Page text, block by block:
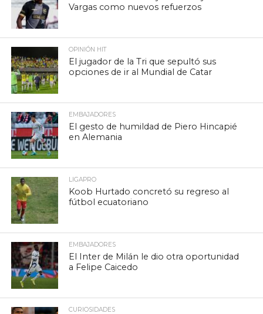
Vargas como nuevos refuerzos
OPINIÓN HIT
El jugador de la Tri que sepultó sus
opciones de ir al Mundial de Catar
EMBAJADORES
El gesto de humildad de Piero Hincapié
en Alemania
LIGAPRO
Koob Hurtado concretó su regreso al
fútbol ecuatoriano
EMBAJADORES
El Inter de Milán le dio otra oportunidad
a Felipe Caicedo
CURIOSIDADES